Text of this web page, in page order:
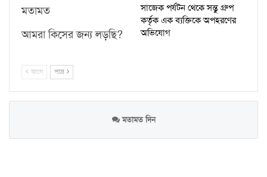
মতামত
আমরা কিসের জন্য লড়ছি?
সাজেক পর্যটন থেকে সন্তু গ্রুপ
কর্তৃক এক ব্যক্তিকে অপহরণের
অভিযোগ
আগে পরে
মতামত দিন